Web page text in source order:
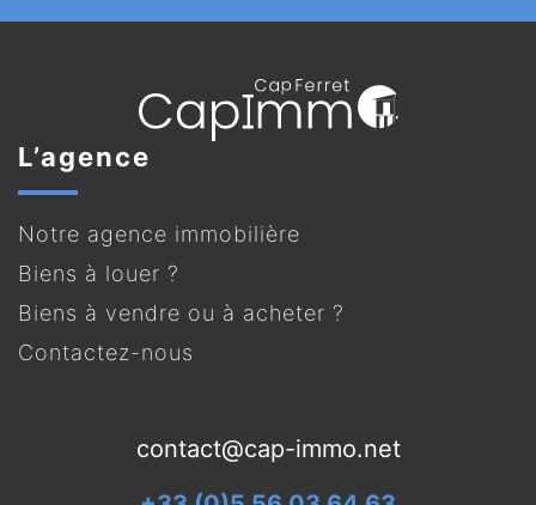
L’agence
Notre agence immobilière
Biens à louer ?
Biens à vendre ou à acheter ?
Contactez-nous
contact@cap-immo.net